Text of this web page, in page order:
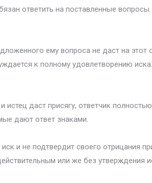
ответить на поставленные
ему вопроса не даст на этот
к полному удовлетворению иска.
истец даст присягу, ответчик
дают ответ знаками.
и не подтвердит своего отрицания
или же без утверждения